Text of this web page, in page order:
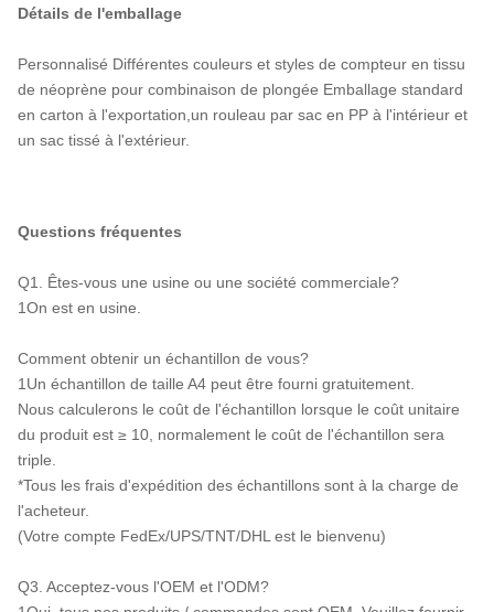
Détails de l'emballage
Personnalisé Différentes couleurs et styles de compteur en tissu
de néoprène pour combinaison de plongée Emballage standard
en carton à l'exportation,un rouleau par sac en PP à l'intérieur et
un sac tissé à l'extérieur.
Questions fréquentes
Q1. Êtes-vous une usine ou une société commerciale?
1On est en usine.
Comment obtenir un échantillon de vous?
1Un échantillon de taille A4 peut être fourni gratuitement.
Nous calculerons le coût de l'échantillon lorsque le coût unitaire
du produit est ≥ 10, normalement le coût de l'échantillon sera
triple.
*Tous les frais d'expédition des échantillons sont à la charge de
l'acheteur.
(Votre compte FedEx/UPS/TNT/DHL est le bienvenu)
Q3. Acceptez-vous l'OEM et l'ODM?